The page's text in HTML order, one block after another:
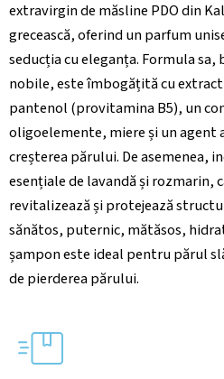
extravirgin de măsline PDO din
grecească, oferind un parfum
seducția cu eleganța. Formula
nobile, este îmbogățită cu
pantenol (provitamina B5), un
oligoelemente, miere și un agent
creșterea părului. De asemenea,
esențiale de lavandă și rozmarin,
revitalizează și protejează
sănătos, puternic, mătăsos,
șampon este ideal pentru părul
de pierderea părului.